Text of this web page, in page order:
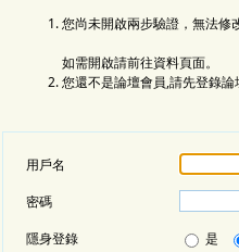
您尚未開啟兩步驗證，無法修
如需開啟請前往資料頁面。
您還不是論壇會員,請先登錄論
用戶名
密碼
隱身登錄
是